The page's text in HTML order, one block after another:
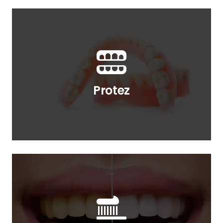
Protez
Protez
Diş protezleri, eksik ya da hasarlı
dişleri değiştirmek ve hatta onarmak
için kullanılan yapay doğal
görünümlü dişlerdir.
Diş Beyazlatma
Dişlerde meydana gelen